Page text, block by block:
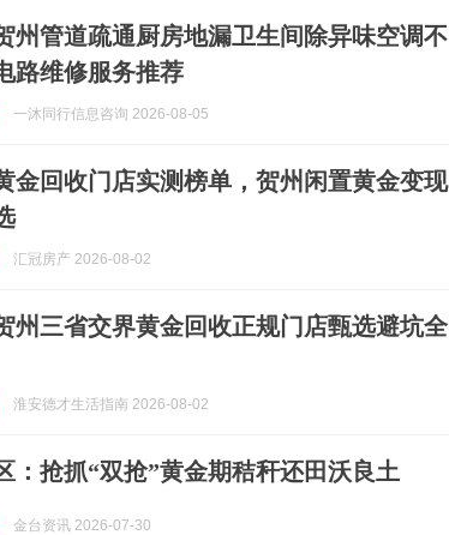
州管道疏通厨房地漏卫生间除异味空调不
路维修服务推荐
一沐同行信息咨询 2026-08-05
金回收门店实测榜单，贺州闲置黄金变现
汇冠房产 2026-08-02
州三省交界黄金回收正规门店甄选避坑全
淮安德才生活指南 2026-08-02
：抢抓“双抢”黄金期秸秆还田沃良土
金台资讯 2026-07-30